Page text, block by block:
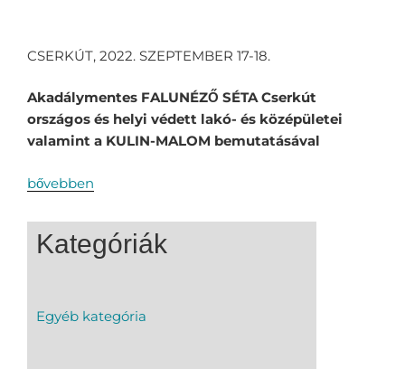
CSERKÚT, 2022. SZEPTEMBER 17-18.
Akadálymentes FALUNÉZŐ SÉTA Cserkút
országos és helyi védett lakó- és középületei
valamint a KULIN-MALOM bemutatásával
bővebben
Kategóriák
Egyéb kategória